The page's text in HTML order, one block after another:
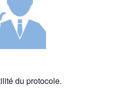
du protocole.